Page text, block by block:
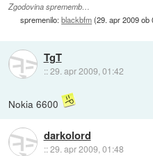
Zgodovina sprememb…
spremenilo:blackbfm(29. apr 2009 ob
TgT
::29. apr 2009, 01:42
Nokia 6600
darkolord
::29. apr 2009, 01:48